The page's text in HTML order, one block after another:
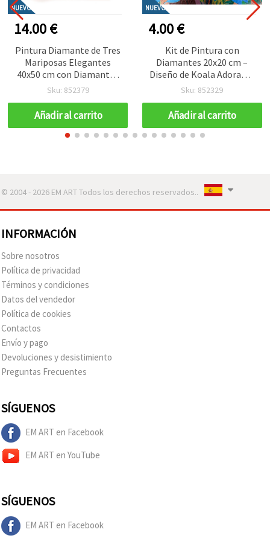
NUEVO
14.00 €
Pintura Diamante de Tres
Mariposas Elegantes
40x50 cm con Diamantes
Redondos – Full Drill con
Manualidades DIY, Arte de
Naturaleza y Decoración
del Hogar JSFH78641
Sku: 852379
Añadir al carrito
NUEVO
4.00 €
Kit de Pintura con
Diamantes 20x20 cm –
Diseño de Koala Adorable
con Diamantes Redondos,
(MKX17358)
Sku: 852329
Añadir al carrito
© 2004 - 2026 EM ART Todos los derechos reservados..
INFORMACIÓN
Sobre nosotros
Política de privacidad
Términos y condiciones
Datos del vendedor
Política de cookies
Contactos
Envío y pago
Devoluciones y desistimiento
Preguntas Frecuentes
SÍGUENOS
EM ART en Facebook
EM ART en YouTube
SÍGUENOS
EM ART en Facebook